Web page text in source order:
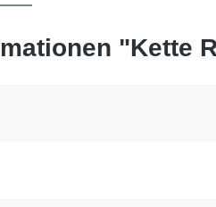
"Kette